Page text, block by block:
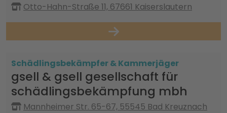
Otto-Hahn-Straße 11, 67661 Kaiserslautern
Schädlingsbekämpfer & Kammerjäger
gsell & gsell gesellschaft für
schädlingsbekämpfung mbh
Mannheimer Str. 65-67, 55545 Bad Kreuznach